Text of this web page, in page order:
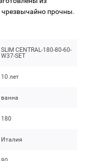
чрезвычайно прочны.
SLIM CENTRAL-180-80-60-
W37-SET
10 лет
ванна
180
Италия